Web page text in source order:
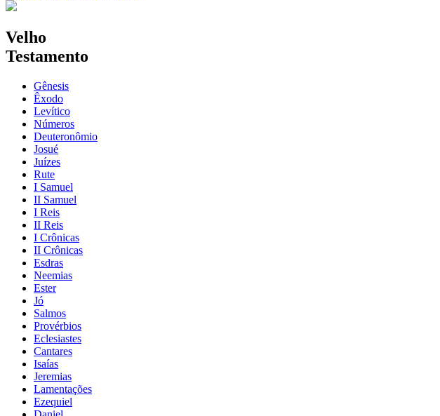
Velho
Testamento
Gênesis
Êxodo
Levítico
Números
Deuteronômio
Josué
Juízes
Rute
I Samuel
II Samuel
I Reis
II Reis
I Crônicas
II Crônicas
Esdras
Neemias
Ester
Jó
Salmos
Provérbios
Eclesiastes
Cantares
Isaías
Jeremias
Lamentações
Ezequiel